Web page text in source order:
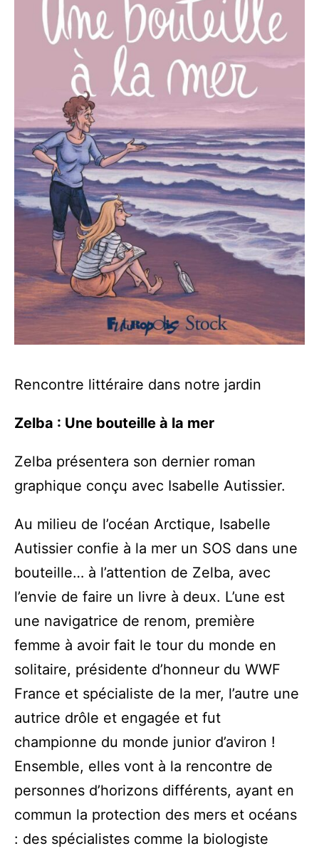
Rencontre littéraire dans notre jardin
Zelba : Une bouteille à la mer
Zelba présentera son dernier roman
graphique conçu avec Isabelle Autissier.
Au milieu de l’océan Arctique, Isabelle
Autissier confie à la mer un SOS dans une
bouteille… à l’attention de Zelba, avec
l’envie de faire un livre à deux. L’une est
une navigatrice de renom, première
femme à avoir fait le tour du monde en
solitaire, présidente d’honneur du WWF
France et spécialiste de la mer, l’autre une
autrice drôle et engagée et fut
championne du monde junior d’aviron !
Ensemble, elles vont à la rencontre de
personnes d’horizons différents, ayant en
commun la protection des mers et océans
: des spécialistes comme la biologiste